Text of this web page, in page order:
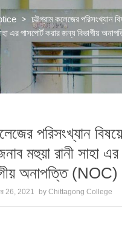
> চট্টগ্রাম কলেজের পরিসংখ্যান
এর পাসপোর্ট করার জন্য বিভাগীয়
পরিসংখ্যান
মহুয়া রানী সাহা এর
অনাপত্তি (NOC)
26, 2021 by Chittagong College